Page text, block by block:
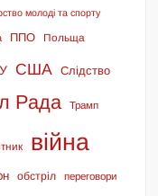
молоді та спорту
ППО Польща
США Слідство
Рада Трамп
війна
обстріл переговори